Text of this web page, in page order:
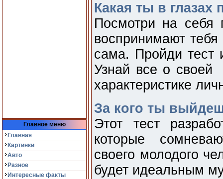
Главное меню
Главная
Картинки
Авто
Разное
Интересные факты
Какая ты в глазах
Посмотри на себя
воспринимают
сама. Пройди тест
Узнай все о своей
характеристике
За кого ты
Этот тест
которые
своего молодого
будет идеальным